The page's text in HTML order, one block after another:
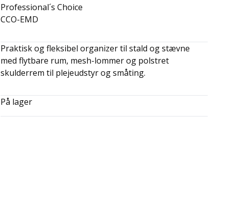
Professional´s Choice
CCO-EMD
Praktisk og fleksibel organizer til stald og stævne
med flytbare rum, mesh-lommer og polstret
skulderrem til plejeudstyr og småting.
På lager